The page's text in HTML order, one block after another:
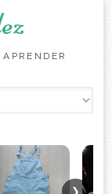
❯